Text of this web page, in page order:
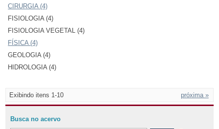
CIRURGIA (4)
FISIOLOGIA (4)
FISIOLOGIA VEGETAL (4)
FÍSICA (4)
GEOLOGIA (4)
HIDROLOGIA (4)
Exibindo itens 1-10 próxima »
Busca no acervo